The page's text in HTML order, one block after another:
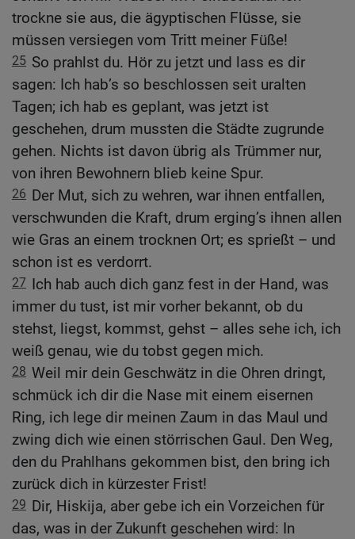
trockne sie aus, die ägyptischen Flüsse, sie
müssen versiegen vom Tritt meiner Füße!
25 So prahlst du. Hör zu jetzt und lass es dir
sagen: Ich hab’s so beschlossen seit uralten
Tagen; ich hab es geplant, was jetzt ist
geschehen, drum mussten die Städte zugrunde
gehen. Nichts ist davon übrig als Trümmer nur,
von ihren Bewohnern blieb keine Spur.
26 Der Mut, sich zu wehren, war ihnen entfallen,
verschwunden die Kraft, drum erging’s ihnen allen
wie Gras an einem trocknen Ort; es sprießt – und
schon ist es verdorrt.
27 Ich hab auch dich ganz fest in der Hand, was
immer du tust, ist mir vorher bekannt, ob du
stehst, liegst, kommst, gehst – alles sehe ich, ich
weiß genau, wie du tobst gegen mich.
28 Weil mir dein Geschwätz in die Ohren dringt,
schmück ich dir die Nase mit einem eisernen
Ring, ich lege dir meinen Zaum in das Maul und
zwing dich wie einen störrischen Gaul. Den Weg,
den du Prahlhans gekommen bist, den bring ich
zurück dich in kürzester Frist!
29 Dir, Hiskija, aber gebe ich ein Vorzeichen für
das, was in der Zukunft geschehen wird: In